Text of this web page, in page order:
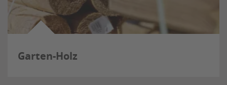
Garten-Holz